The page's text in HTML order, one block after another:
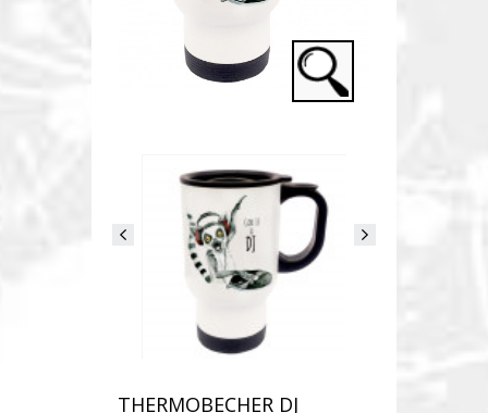
THERMOBECHER DJ